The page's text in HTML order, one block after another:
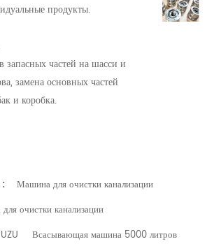
продукты.
запасных частей на шасси и
замена основных частей
и коробка.
:
Машина для очистки канализации
очистки канализации
Всасывающая машина 5000 литров